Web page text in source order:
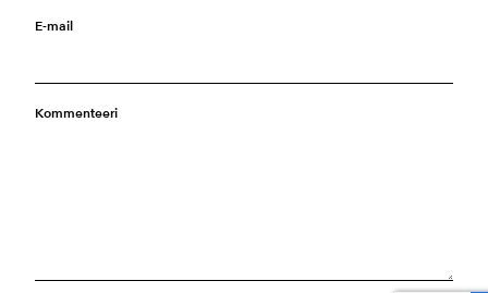
E-mail
Kommenteeri